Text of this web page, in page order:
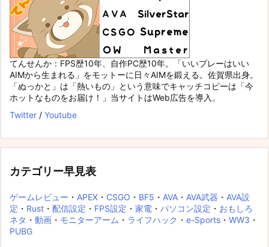
てんせんか：FPS歴10年、自作PC歴10年。「いいプレーはいい
AIMから生まれる」をモットーに日々AIMを鍛える。佐賀県出身。
「ぬっかと」は「熱いもの」という意味でキャッチコピーは「今
ホットなものをお届け！」当サイトはWeb広告を導入。
Twitter / Youtube
カテゴリー早見表
ゲームレビュー ・ APEX ・ CSGO ・ BF5 ・ AVA ・ AVA武器 ・ AVA設
定 ・ Rust ・ 配信設定 ・ FPS設定 ・ 家電 ・ パソコン設定 ・ おもしろ
ネタ ・ 動画 ・ モニターアーム ・ ライフハック ・ e-Sports ・ WW3 ・
PUBG